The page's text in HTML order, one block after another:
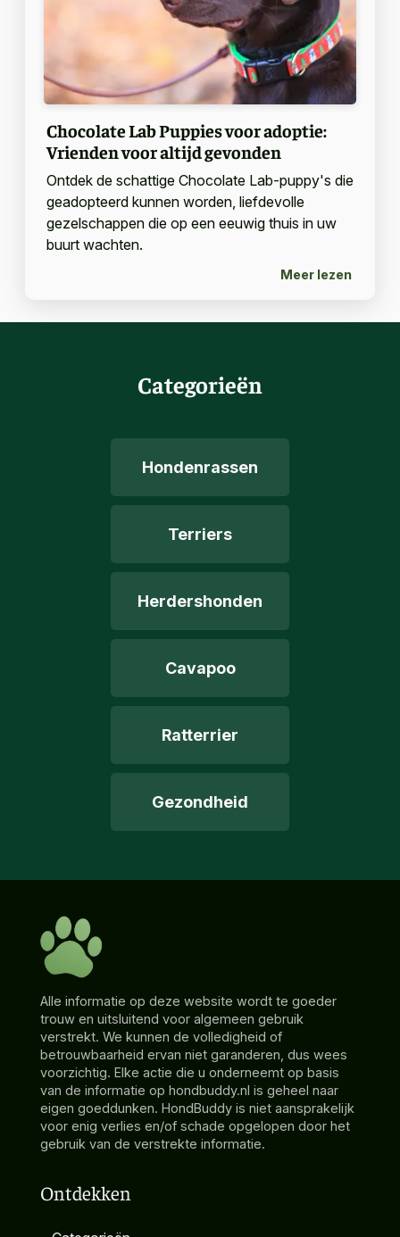
Chocolate Lab Puppies voor adoptie:
Vrienden voor altijd gevonden
Ontdek de schattige Chocolate Lab-puppy's die
geadopteerd kunnen worden, liefdevolle
gezelschappen die op een eeuwig thuis in uw
buurt wachten.
Meer lezen
Categorieën
Hondenrassen
Terriers
Herdershonden
Cavapoo
Ratterrier
Gezondheid
Alle informatie op deze website wordt te goeder
trouw en uitsluitend voor algemeen gebruik
verstrekt. We kunnen de volledigheid of
betrouwbaarheid ervan niet garanderen, dus wees
voorzichtig. Elke actie die u onderneemt op basis
van de informatie op hondbuddy.nl is geheel naar
eigen goeddunken. HondBuddy is niet aansprakelijk
voor enig verlies en/of schade opgelopen door het
gebruik van de verstrekte informatie.
Ontdekken